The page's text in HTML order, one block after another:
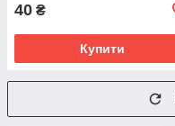
40 ₴
Купити